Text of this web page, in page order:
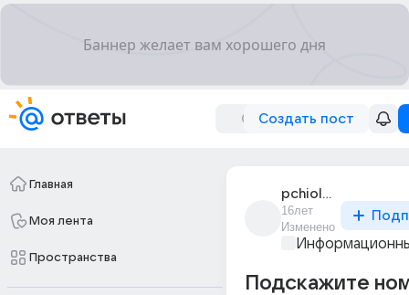
Создать пост
Главная
Моя лента
Пространства
pchiolka_328
16лет
Изменено
Подскажите